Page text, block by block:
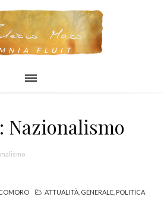
FLUIT
Nazionalismo
ATTUALITÀ GENERALE POLITICA